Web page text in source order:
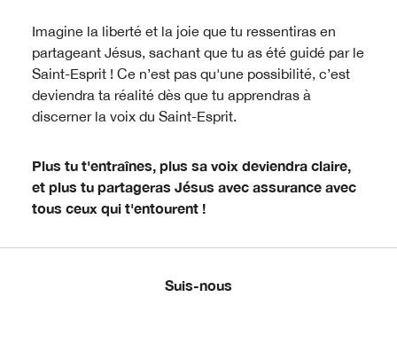
Imagine la liberté et la joie que tu ressentiras en
partageant Jésus, sachant que tu as été guidé par le
Saint-Esprit ! Ce n’est pas qu'une possibilité, c’est
deviendra ta réalité dès que tu apprendras à
discerner la voix du Saint-Esprit.
Plus tu t'entraînes, plus sa voix deviendra claire,
et plus tu partageras Jésus avec assurance avec
tous ceux qui t'entourent !
Suis-nous